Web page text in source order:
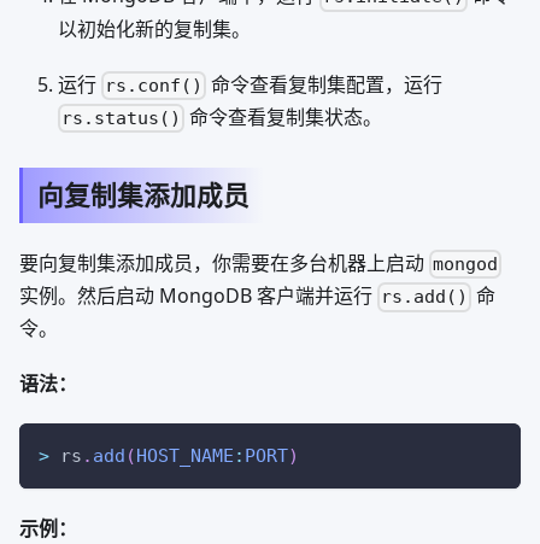
以初始化新的复制集。
运行 rs.conf() 命令查看复制集配置，运行
rs.status() 命令查看复制集状态。
向复制集添加成员
要向复制集添加成员，你需要在多台机器上启动 mongod
实例。然后启动 MongoDB 客户端并运行 rs.add() 命
令。
语法：
> rs . add ( HOST_NAME : PORT)
示例：